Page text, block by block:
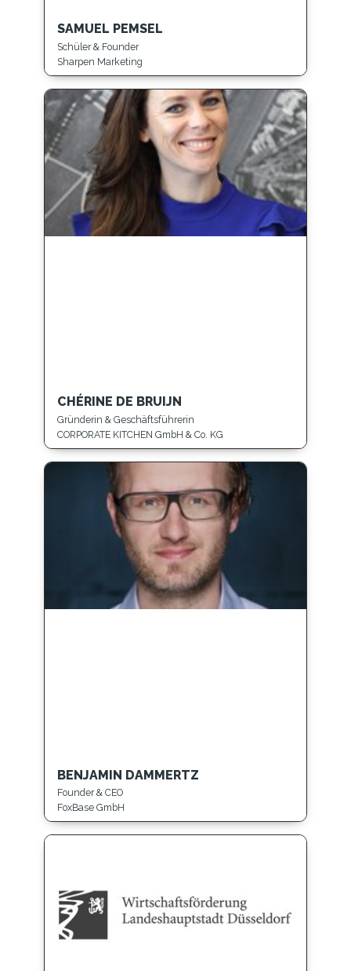
SAMUEL PEMSEL
Schüler & Founder
Sharpen Marketing
CHÉRINE DE BRUIJN
Gründerin & Geschäftsführerin
CORPORATE KITCHEN GmbH & Co. KG
BENJAMIN DAMMERTZ
Founder & CEO
FoxBase GmbH